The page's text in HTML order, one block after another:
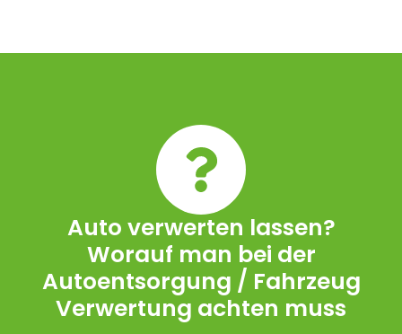
Auto verwerten lassen?
Worauf man bei der
Autoentsorgung / Fahrzeug
Verwertung achten muss